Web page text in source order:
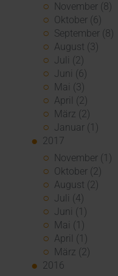
November (8)
Oktober (6)
September (8)
August (3)
Juli (2)
Juni (6)
Mai (3)
April (2)
März (2)
Januar (1)
2017
November (1)
Oktober (2)
August (2)
Juli (4)
Juni (1)
Mai (1)
April (1)
März (2)
2016